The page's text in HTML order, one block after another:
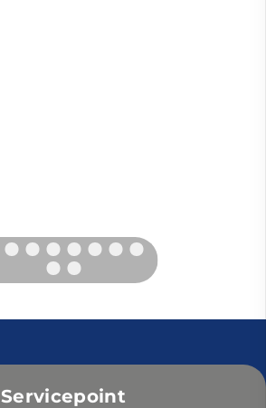
Servicepoint